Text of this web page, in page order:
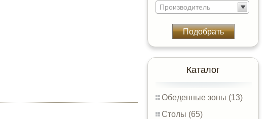
Производитель
Подобрать
Каталог
Обеденные зоны (13)
Столы (65)